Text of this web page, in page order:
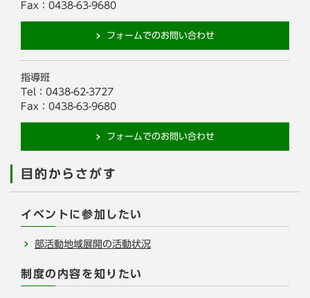
Fax：0438-63-9680
フォームでのお問い合わせ
指導班
Tel：0438-62-3727
Fax：0438-63-9680
フォームでのお問い合わせ
目的からさがす
イベントに参加したい
部活動地域展開の活動状況
制度の内容を知りたい